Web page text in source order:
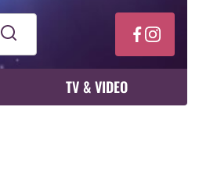
TV & VIDEO